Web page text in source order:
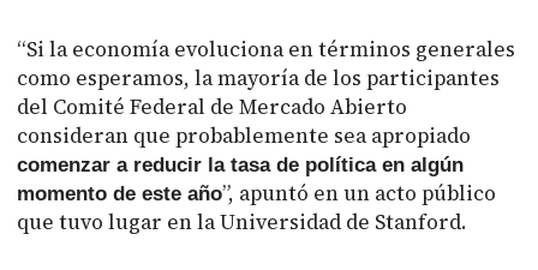
“Si la economía evoluciona en términos generales
como esperamos, la mayoría de los participantes
del Comité Federal de Mercado Abierto
consideran que probablemente sea apropiado
comenzar a reducir la tasa de política en algún
momento de este año”, apuntó en un acto público
que tuvo lugar en la Universidad de Stanford.